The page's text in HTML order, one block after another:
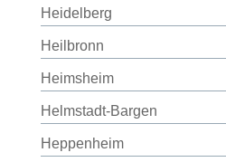
Heidelberg
Heilbronn
Heimsheim
Helmstadt-Bargen
Heppenheim